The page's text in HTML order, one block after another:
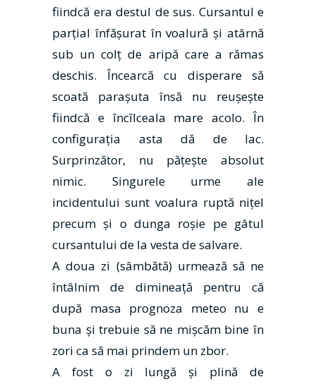
fiindcă era destul de sus. Cursantul e
parţial înfăşurat în voalură şi atârnă
sub un colţ de aripă care a rămas
deschis. Încearcă cu disperare să
scoată paraşuta însă nu reuşeşte
fiindcă e încîlceala mare acolo. În
configuraţia asta dă de lac.
Surprinzător, nu păţeşte absolut
nimic. Singurele urme ale
incidentului sunt voalura ruptă niţel
precum şi o dunga roşie pe gâtul
cursantului de la vesta de salvare.
A doua zi (sâmbătă) urmează să ne
întâlnim de dimineaţă pentru că
după masa prognoza meteo nu e
buna şi trebuie să ne mişcăm bine în
zori ca să mai prindem un zbor.
A fost o zi lungă şi plină de